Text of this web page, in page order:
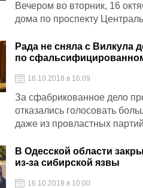
Вечером во вторник, 16
дома по проспекту
Рада не сняла с Вилкула
по
16.10.2018 в 16:09
За сфабрикованное дело
отказались голосовать
даже из провластных партий
В Одесской области
из-за сибирской язвы
16.10.2018 в 10:00